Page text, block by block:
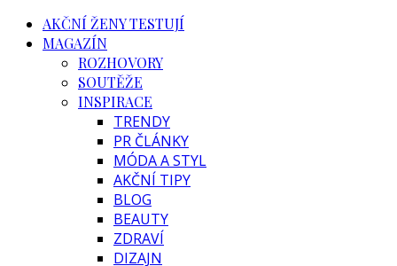
AKČNÍ ŽENY TESTUJÍ
MAGAZÍN
ROZHOVORY
SOUTĚŽE
INSPIRACE
TRENDY
PR ČLÁNKY
MÓDA A STYL
AKČNÍ TIPY
BLOG
BEAUTY
ZDRAVÍ
DIZAJN